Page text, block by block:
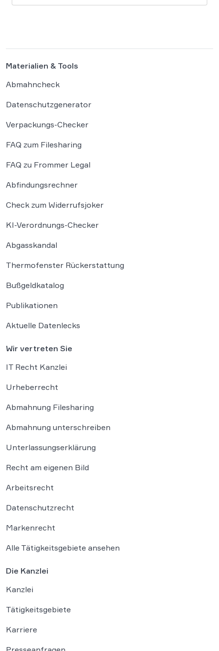
verhängt, weil dieser den Bundeskanzler als
Materialien & Tools
Abmahncheck
Datenschutzgenerator
Verpackungs-Checker
FAQ zum Filesharing
FAQ zu Frommer Legal
Abfindungsrechner
Check zum Widerrufsjoker
KI-Verordnungs-Checker
Abgasskandal
Thermofenster Rückerstattung
Bußgeldkatalog
Publikationen
Aktuelle Datenlecks
Wir vertreten Sie
IT Recht Kanzlei
Urheberrecht
Abmahnung Filesharing
Abmahnung unterschreiben
Unterlassungserklärung
Recht am eigenen Bild
Arbeitsrecht
Datenschutzrecht
Markenrecht
Alle Tätigkeitsgebiete ansehen
Die Kanzlei
Kanzlei
Tätigkeitsgebiete
Karriere